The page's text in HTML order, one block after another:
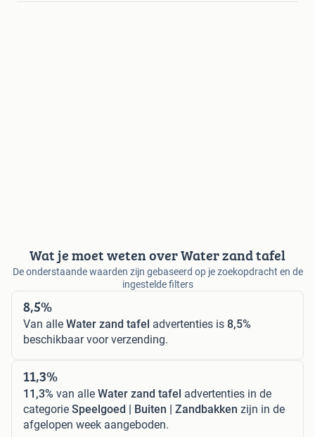
Wat je moet weten over Water zand tafel
De onderstaande waarden zijn gebaseerd op je zoekopdracht en de
ingestelde filters
8,5%
Van alle Water zand tafel advertenties is 8,5%
beschikbaar voor verzending.
11,3%
11,3% van alle Water zand tafel advertenties in de
categorie Speelgoed | Buiten | Zandbakken zijn in de
afgelopen week aangeboden.